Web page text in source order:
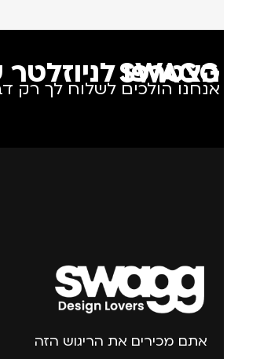
הצטרפו לניוזלטר של SWAGG
אנחנו הולכים לשלוח לך רק
אתם מכירים את הריגוש הזה